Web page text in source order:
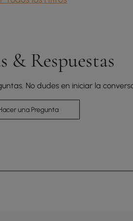
& Respuestas
No dudes en iniciar la
una Pregunta